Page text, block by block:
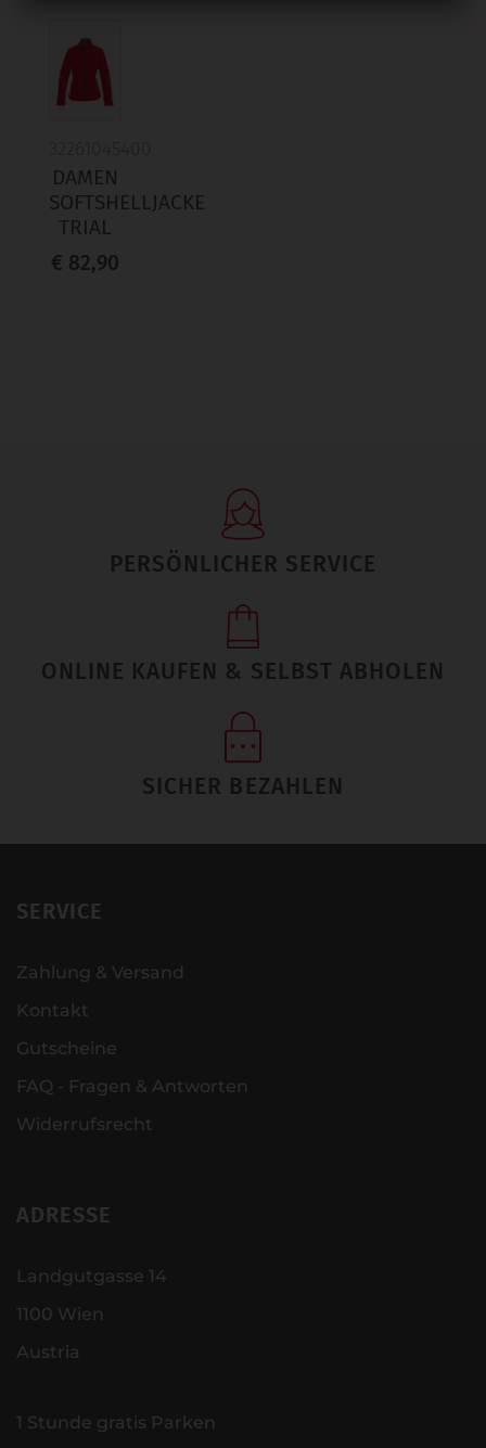
DAMEN
SOFTSHELLJACKE
TRIAL
€ 82,90
PERSÖNLICHER SERVICE
ONLINE KAUFEN & SELBST ABHOLEN
SICHER BEZAHLEN
SERVICE
Zahlung & Versand
Kontakt
Gutscheine
FAQ - Fragen & Antworten
Widerrufsrecht
ADRESSE
Landgutgasse 14
1100 Wien
Austria
1 Stunde gratis Parken